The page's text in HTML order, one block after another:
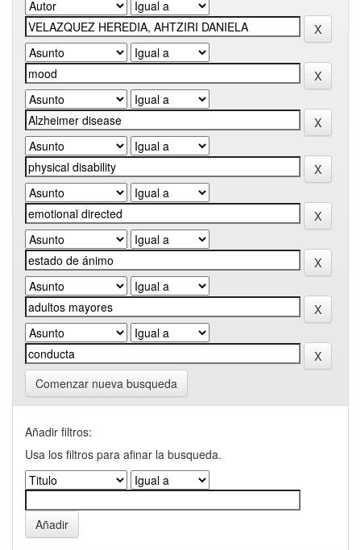
Comenzar nueva busqueda
Añadir filtros:
Usa los filtros para afinar la busqueda.